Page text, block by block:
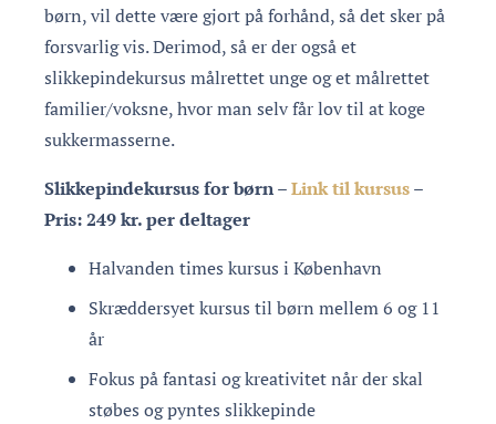
børn, vil dette være gjort på forhånd, så det sker på
forsvarlig vis. Derimod, så er der også et
slikkepindekursus målrettet unge og et målrettet
familier/voksne, hvor man selv får lov til at koge
sukkermasserne.
Slikkepindekursus for børn –Link til kursus–
Pris: 249 kr. per deltager
Halvanden times kursus i København
Skræddersyet kursus til børn mellem 6 og 11
år
Fokus på fantasi og kreativitet når der skal
støbes og pyntes slikkepinde